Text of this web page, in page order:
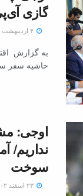
گازی
به گزارش
حاشیه سفر
اوجی:
سوخت
۲۳ اسفند ۱۴۰۲